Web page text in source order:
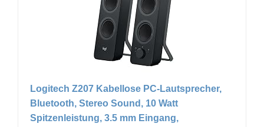
Logitech Z207 Kabellose PC-Lautsprecher,
Bluetooth, Stereo Sound, 10 Watt
Spitzenleistung, 3.5 mm Eingang,